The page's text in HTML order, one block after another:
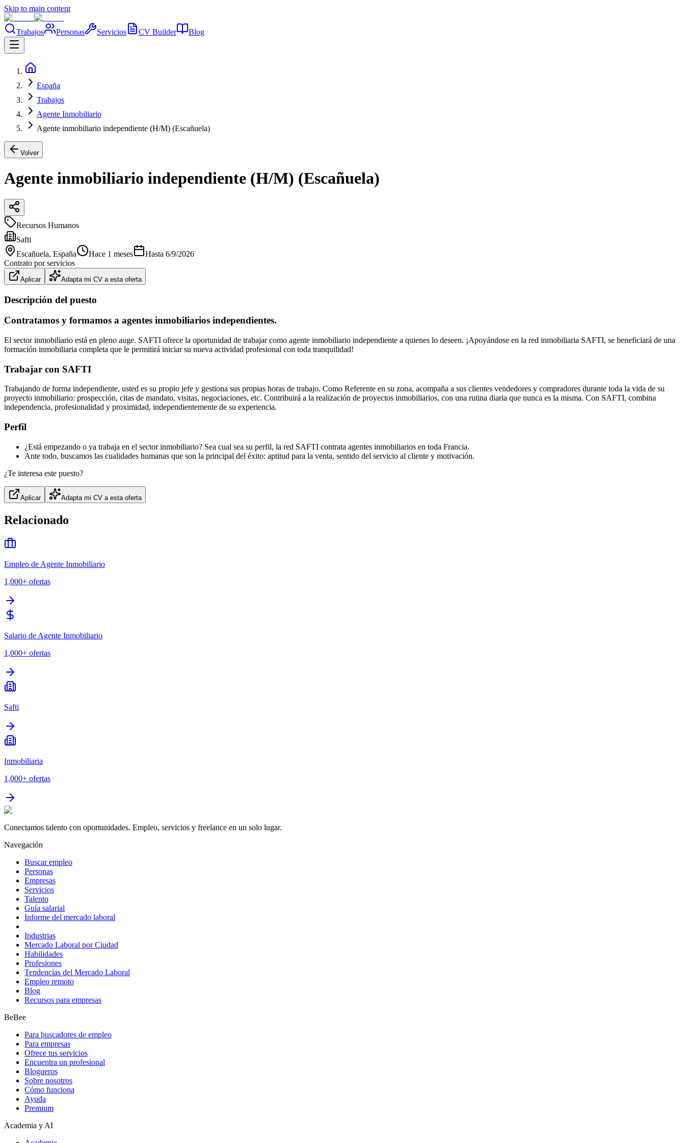
Skip to main content
Trabajos Personas Servicios CV Builder Blog
España
Trabajos
Agente Inmobiliario
Agente inmobiliario independiente (H/M) (Escañuela)
Volver
Agente inmobiliario independiente (H/M) (Escañuela)
Recursos Humanos
Safti
Escañuela, España Hace 1 meses Hasta 6/9/2026
Contrato por servicios
Aplicar Adapta mi CV a esta oferta
Descripción del puesto
Contratamos y formamos a agentes inmobiliarios independientes.
El sector inmobiliario está en pleno auge. SAFTI ofrece la oportunidad de trabajar como agente inmobiliario independiente a quienes lo deseen. ¡Apoyándose en la red inmobiliaria SAFTI, se beneficiará de una
formación inmobiliaria completa que le permitirá iniciar su nueva actividad profesional con toda tranquilidad!
Trabajar con SAFTI
Trabajando de forma independiente, usted es su propio jefe y gestiona sus propias horas de trabajo. Como Referente en su zona, acompaña a sus clientes vendedores y compradores durante toda la vida de su
proyecto inmobiliario: prospección, citas de mandato, visitas, negociaciones, etc. Contribuirá a la realización de proyectos inmobiliarios, con una rutina diaria que nunca es la misma. Con SAFTI, combina
independencia, profesionalidad y proximidad, independientemente de su experiencia.
Perfil
¿Está empezando o ya trabaja en el sector inmobiliario? Sea cual sea su perfil, la red SAFTI contrata agentes inmobiliarios en toda Francia.
Ante todo, buscamos las cualidades humanas que son la principal del éxito: aptitud para la venta, sentido del servicio al cliente y motivación.
¿Te interesa este puesto?
Aplicar Adapta mi CV a esta oferta
Relacionado
Empleo de Agente Inmobiliario
1,000+ ofertas
Salario de Agente Inmobiliario
1,000+ ofertas
Safti
Inmobiliaria
1,000+ ofertas
Conectamos talento con oportunidades. Empleo, servicios y freelance en un solo lugar.
Navegación
Buscar empleo
Personas
Empresas
Servicios
Talento
Guía salarial
Informe del mercado laboral
Industrias
Mercado Laboral por Ciudad
Habilidades
Profesiones
Tendencias del Mercado Laboral
Empleo remoto
Blog
Recursos para empresas
BeBee
Para buscadores de empleo
Para empresas
Ofrece tus servicios
Encuentra un profesional
Blogueros
Sobre nosotros
Cómo funciona
Ayuda
Premium
Academia y AI